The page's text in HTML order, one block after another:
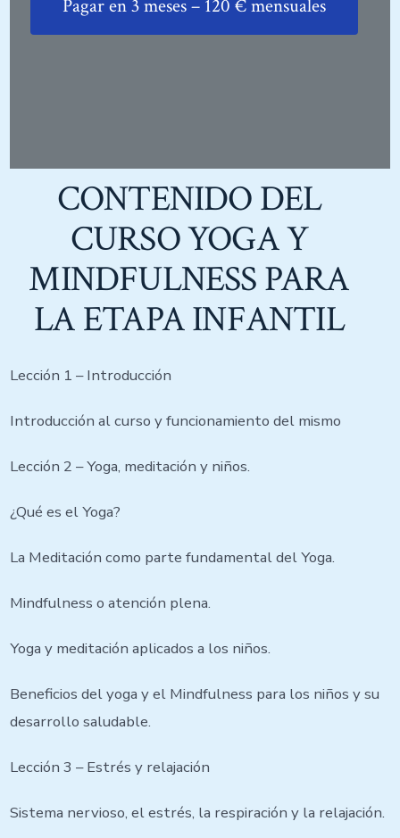
Pagar en 3 meses – 120 € mensuales
CONTENIDO DEL
CURSO YOGA Y
MINDFULNESS PARA
LA ETAPA INFANTIL
Lección 1 – Introducción
Introducción al curso y funcionamiento del mismo
Lección 2 – Yoga, meditación y niños.
¿Qué es el Yoga?
La Meditación como parte fundamental del Yoga.
Mindfulness o atención plena.
Yoga y meditación aplicados a los niños.
Beneficios del yoga y el Mindfulness para los niños y su
desarrollo saludable.
Lección 3 – Estrés y relajación
Sistema nervioso, el estrés, la respiración y la relajación.